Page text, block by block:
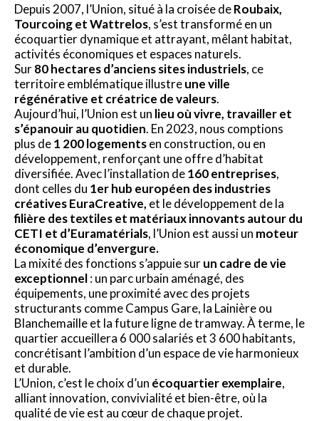
Depuis 2007, l’Union, situé à la croisée deRoubaix,
Tourcoing et Wattrelos, s’est transformé en un
écoquartier dynamique et attrayant, mêlant habitat,
activités économiques et espaces naturels.
Sur80 hectares d’anciens sites industriels, ce
territoire emblématique illustreune ville
régénérative et créatrice de valeurs.
Aujourd’hui, l’Union est un lieu où vivre, travailler et
s’épanouir au quotidien. En 2023, nous comptions
plus de1 200 logementsen construction, ou en
développement, renforçant une offre d’habitat
diversifiée. Avec l’installation de160 entreprises,
dont celles du 1er hub européen des industries
créatives EuraCreative, et le développement de la
filière des textiles et matériaux innovants autour du
CETI et d’Euramatérials, l’Union est aussi un moteur
économique d’envergure.
La mixité des fonctions s’appuie surun cadre de vie
exceptionnel: un parc urbain aménagé, des
équipements, une proximité avec des projets
structurants comme Campus Gare, la Lainière ou
Blanchemaille et la future ligne de tramway. À terme, le
quartier accueillera 6 000 salariés et 3 600 habitants,
concrétisant l’ambition d’un espace de vie harmonieux
et durable.
L’Union, c’est le choix d’un écoquartier exemplaire,
alliant innovation, convivialité et bien-être, où la
qualité de vie est au cœur de chaque projet.